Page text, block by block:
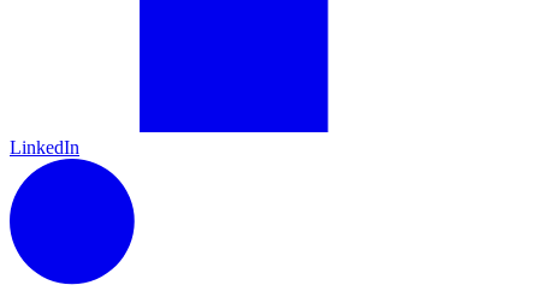
LinkedIn